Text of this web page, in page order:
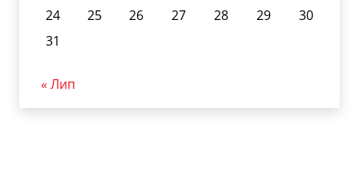
24
25 26 27 28 29
30
31
« Лип